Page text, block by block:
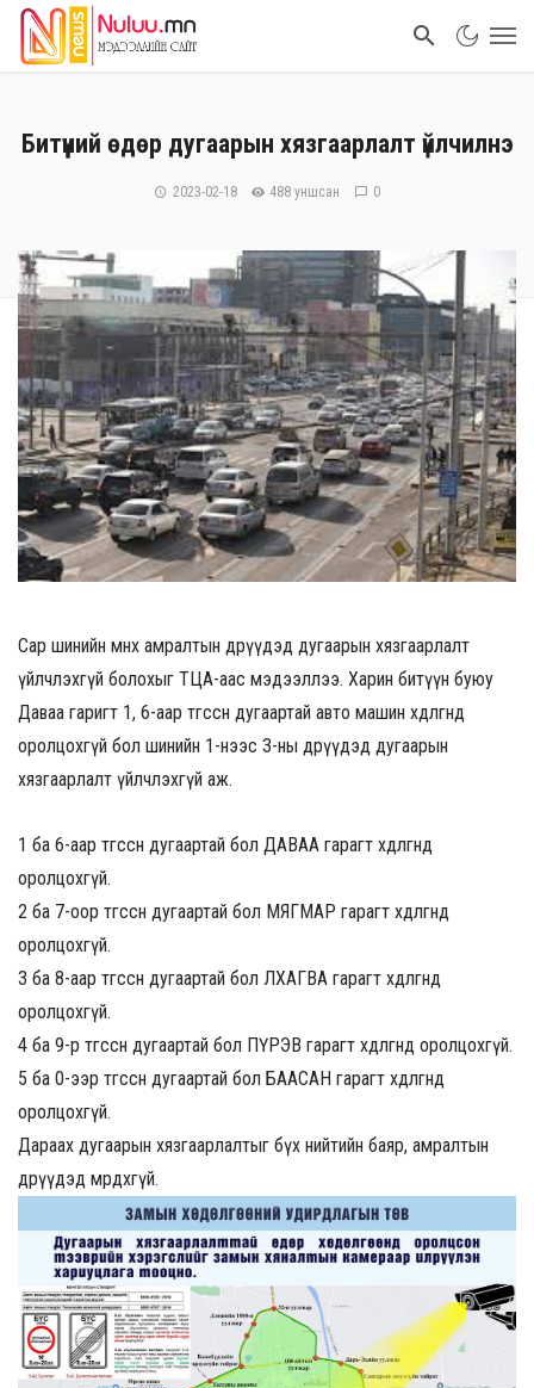
Битүүний өдөр дугаарын хязгаарлалт үйлчилнэ
2023-02-18 488 уншсан 0
Сар шинийн өмнөх амралтын өдрүүдэд дугаарын хязгаарлалт
үйлчлэхгүй болохыг ТЦА-аас мэдээллээ. Харин битүүн буюу
Даваа гаригт 1, 6-аар төгссөн дугаартай авто машин хөдөлгөөнд
оролцохгүй бол шинийн 1-нээс 3-ны өдрүүдэд дугаарын
хязгаарлалт үйлчлэхгүй аж.
1 ба 6-аар төгссөн дугаартай бол ДАВАА гарагт хөдөлгөөнд
оролцохгүй.
2 ба 7-оор төгссөн дугаартай бол МЯГМАР гарагт хөдөлгөөнд
оролцохгүй.
3 ба 8-аар төгссөн дугаартай бол ЛХАГВА гарагт хөдөлгөөнд
оролцохгүй.
4 ба 9-өөр төгссөн дугаартай бол ПҮРЭВ гарагт хөдөлгөөнд оролцохгүй.
5 ба 0-ээр төгссөн дугаартай бол БААСАН гарагт хөдөлгөөнд
оролцохгүй.
Дараах дугаарын хязгаарлалтыг бүх нийтийн баяр, амралтын
өдрүүдэд мөрдөхгүй.